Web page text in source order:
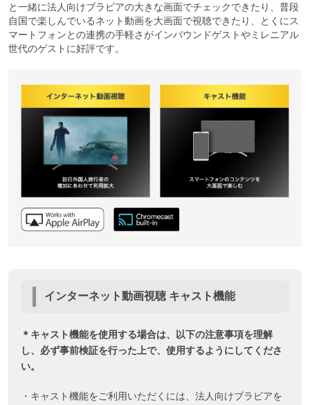
と一緒に法人向けブラビアの大きな画面でチェックできたり、普段
自国で楽しんでいるネット動画を大画面で視聴できたり、とくにス
マートフォンとの連携の手軽さがインバウンドゲストやミレニアル
世代のゲストに好評です。
インターネット動画視聴 キャスト機能
＊キャスト機能を使用する場合は、以下の注意事項を理解
し、必ず事前検証を行った上で、使用するようにしてくださ
い。
・キャスト機能をご利用いただくには、法人向けブラビアを